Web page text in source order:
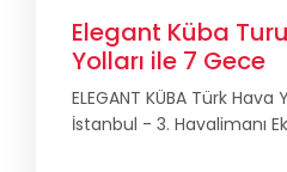
Elegant Küba
Yolları ile 7 Gece
ELEGANT KÜBA Türk Hava
İstanbul - 3. Havalimanı